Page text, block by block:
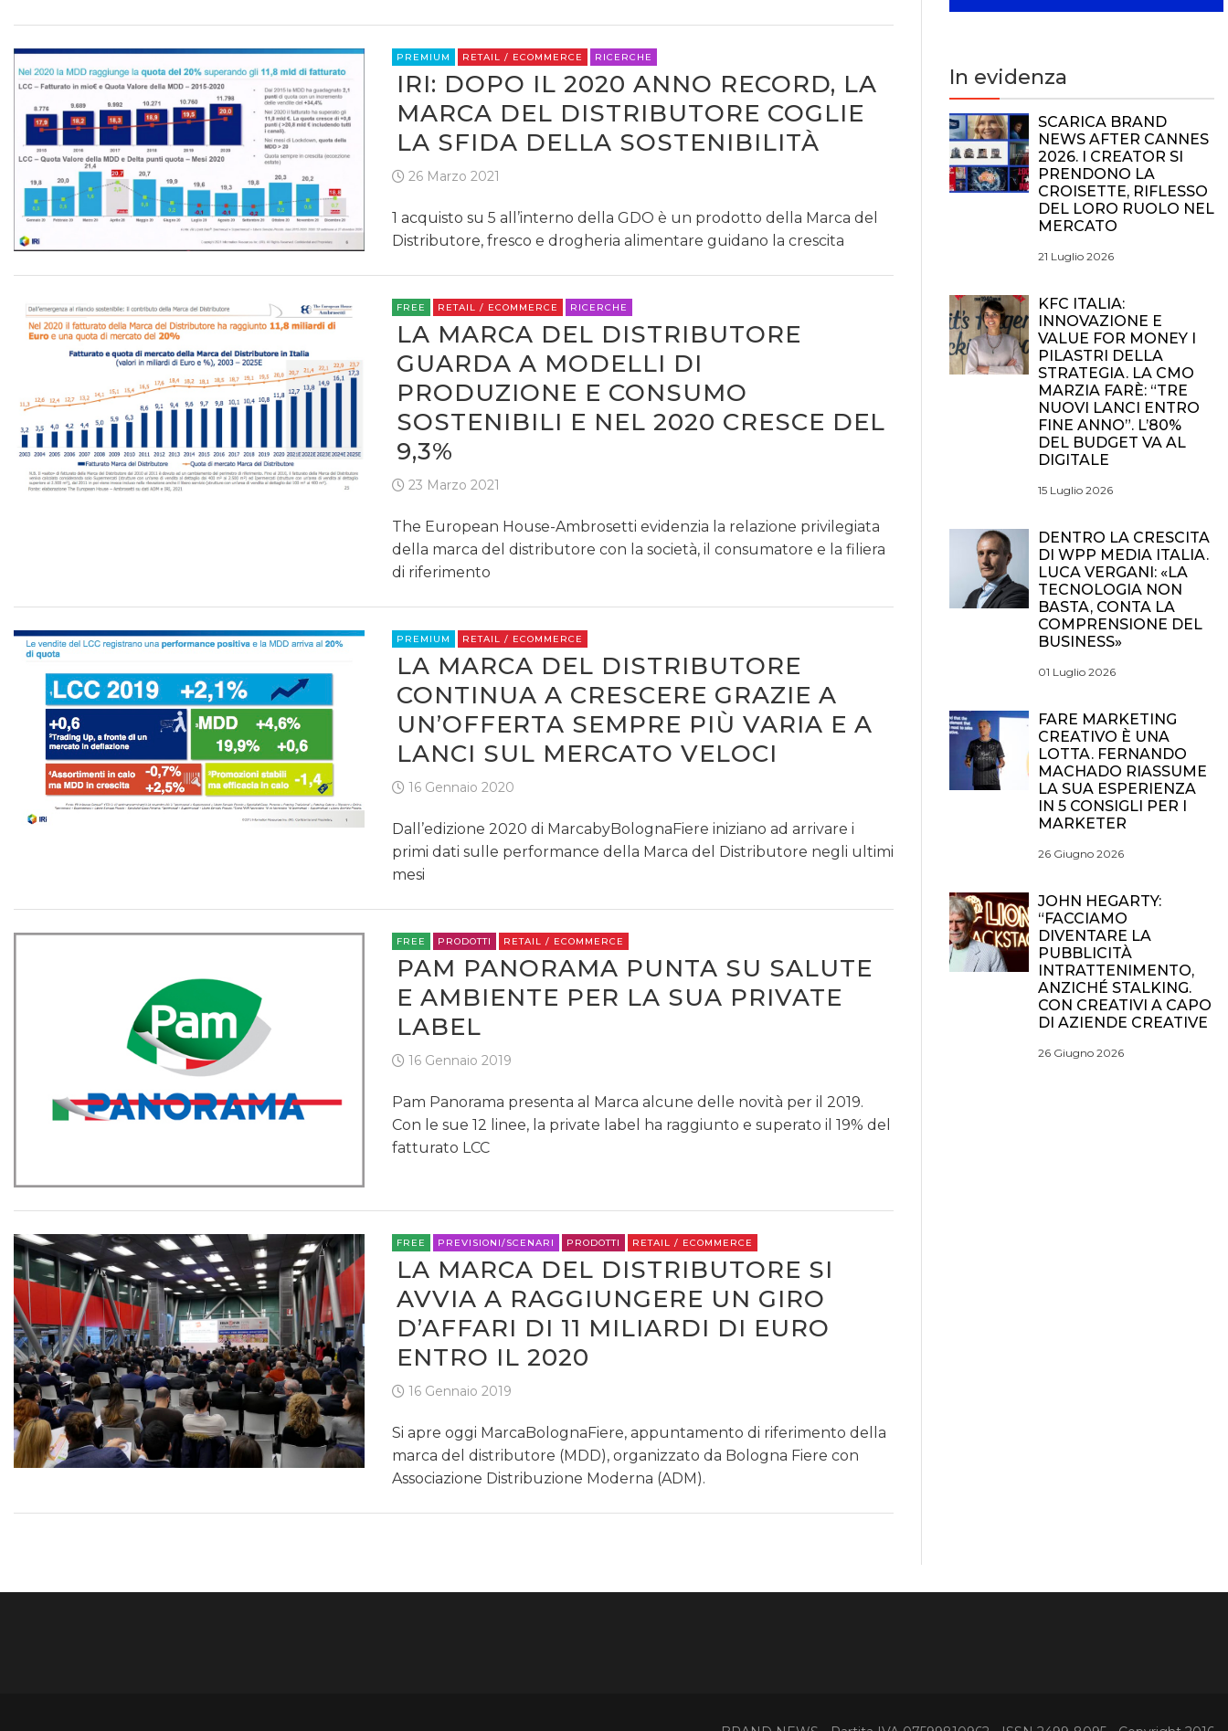
PREMIUM RETAIL / ECOMMERCE RICERCHE
IRI: DOPO IL 2020 ANNO RECORD, LA
MARCA DEL DISTRIBUTORE COGLIE
LA SFIDA DELLA SOSTENIBILITÀ
26 Marzo 2021
1 acquisto su 5 all’interno della GDO è un prodotto della Marca del
Distributore, fresco e drogheria alimentare guidano la crescita
FREE RETAIL / ECOMMERCE RICERCHE
LA MARCA DEL DISTRIBUTORE
GUARDA A MODELLI DI
PRODUZIONE E CONSUMO
SOSTENIBILI E NEL 2020 CRESCE DEL
9,3%
23 Marzo 2021
The European House-Ambrosetti evidenzia la relazione privilegiata
della marca del distributore con la società, il consumatore e la filiera
di riferimento
PREMIUM RETAIL / ECOMMERCE
LA MARCA DEL DISTRIBUTORE
CONTINUA A CRESCERE GRAZIE A
UN’OFFERTA SEMPRE PIÙ VARIA E A
LANCI SUL MERCATO VELOCI
16 Gennaio 2020
Dall’edizione 2020 di MarcabyBolognaFiere iniziano ad arrivare i
primi dati sulle performance della Marca del Distributore negli ultimi
mesi
FREE PRODOTTI RETAIL / ECOMMERCE
PAM PANORAMA PUNTA SU SALUTE
E AMBIENTE PER LA SUA PRIVATE
LABEL
16 Gennaio 2019
Pam Panorama presenta al Marca alcune delle novità per il 2019.
Con le sue 12 linee, la private label ha raggiunto e superato il 19% del
fatturato LCC
FREE PREVISIONI/SCENARI PRODOTTI RETAIL / ECOMMERCE
LA MARCA DEL DISTRIBUTORE SI
AVVIA A RAGGIUNGERE UN GIRO
D’AFFARI DI 11 MILIARDI DI EURO
ENTRO IL 2020
16 Gennaio 2019
Si apre oggi MarcaBolognaFiere, appuntamento di riferimento della
marca del distributore (MDD), organizzato da Bologna Fiere con
Associazione Distribuzione Moderna (ADM).
In evidenza
SCARICA BRAND
NEWS AFTER CANNES
2026. I CREATOR SI
PRENDONO LA
CROISETTE, RIFLESSO
DEL LORO RUOLO NEL
MERCATO
21 Luglio 2026
KFC ITALIA:
INNOVAZIONE E
VALUE FOR MONEY I
PILASTRI DELLA
STRATEGIA. LA CMO
MARZIA FARÈ: “TRE
NUOVI LANCI ENTRO
FINE ANNO”. L’80%
DEL BUDGET VA AL
DIGITALE
15 Luglio 2026
DENTRO LA CRESCITA
DI WPP MEDIA ITALIA.
LUCA VERGANI: «LA
TECNOLOGIA NON
BASTA, CONTA LA
COMPRENSIONE DEL
BUSINESS»
01 Luglio 2026
FARE MARKETING
CREATIVO È UNA
LOTTA. FERNANDO
MACHADO RIASSUME
LA SUA ESPERIENZA
IN 5 CONSIGLI PER I
MARKETER
26 Giugno 2026
JOHN HEGARTY:
“FACCIAMO
DIVENTARE LA
PUBBLICITÀ
INTRATTENIMENTO,
ANZICHÉ STALKING.
CON CREATIVI A CAPO
DI AZIENDE CREATIVE
26 Giugno 2026